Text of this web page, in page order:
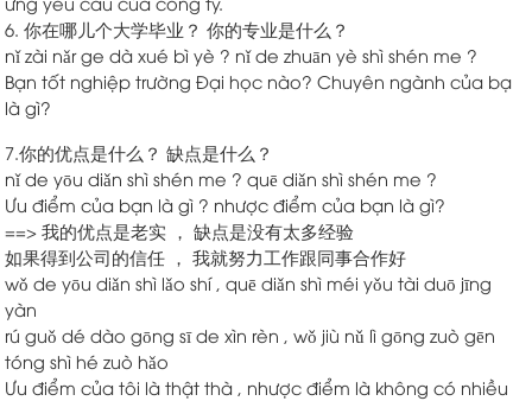
6. 你在哪儿个大学毕业？ 你的专业是什么？
nǐ zài nǎr ge dà xué bì yè ? nǐ de zhuān yè shì shén me ?
Bạn tốt nghiệp trường Đại học nào? Chuyên ngành của bạ
là gì?
7.你的优点是什么？ 缺点是什么？
nǐ de yōu diǎn shì shén me ? quē diǎn shì shén me ?
Ưu điểm của bạn là gì ? nhược điểm của bạn là gì?
==> 我的优点是老实 ， 缺点是没有太多经验
如果得到公司的信任 ， 我就努力工作跟同事合作好
wǒ de yōu diǎn shì lǎo shí , quē diǎn shì méi yǒu tài duō jīng
yàn
rú guǒ dé dào gōng sī de xìn rèn , wǒ jiù nǔ lì gōng zuò gēn
tóng shì hé zuò hǎo
Ưu điểm của tôi là thật thà , nhược điểm là không có nhiều